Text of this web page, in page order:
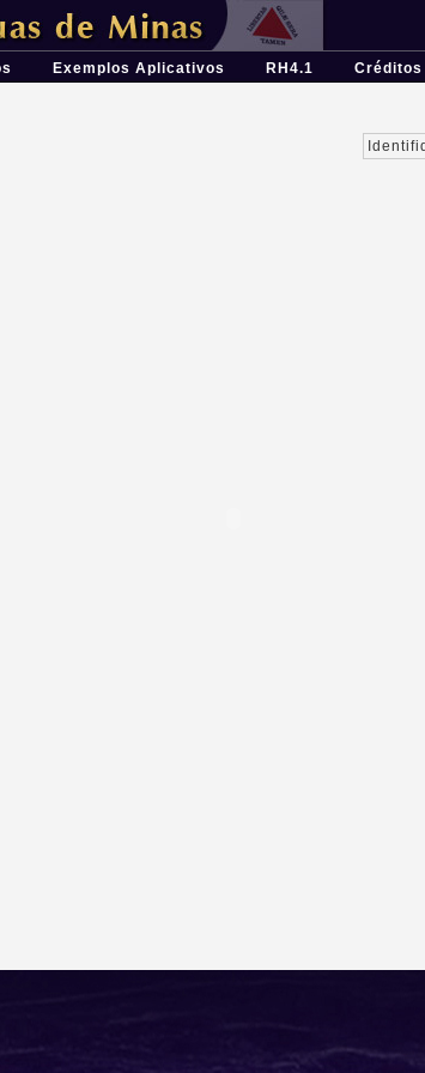
para o planejamento e gestão dos recursos
Exemplos Aplicativos RH4.1 Créditos